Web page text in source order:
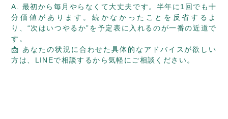
A. 最初から毎月やらなくて大丈夫です。半年に1回でも十
分価値があります。続かなかったことを反省するよ
り、“次はいつやるか”を予定表に入れるのが一番の近道で
す。
📩 あなたの状況に合わせた具体的なアドバイスが欲しい
方は、 LINEで相談するから気軽にご相談ください。